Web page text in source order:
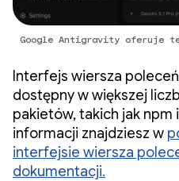
Google Antigravity oferuje
Interfejs wiersza
dostępny w większej
pakietów, takich jak npm
informacji znajdziesz w
interfejsie wiersza
dokumentacji.